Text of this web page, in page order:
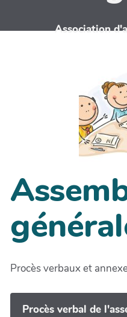
Association
Procès verbaux et
Procès verbal de